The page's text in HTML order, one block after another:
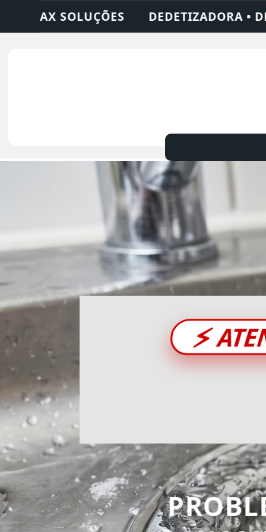
DESENTUPIDORA • LIMPEZA DE FOSSA •
⚡